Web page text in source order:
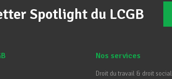
Spotlight du LCGB
Nos services
Droit du travail & droit social